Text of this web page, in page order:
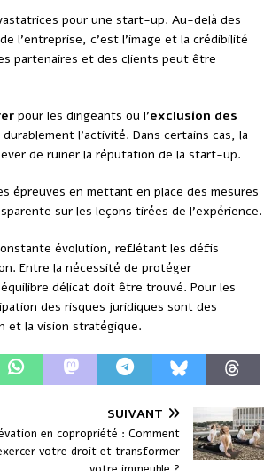
pour une start-up. Au-delà des
l’entreprise, c’est l’image et la crédibilité
partenaires et des clients peut être
pour les dirigeants ou l’exclusion des
l’activité. Dans certains cas, la
de ruiner la réputation de la start-up.
épreuves en mettant en place des mesures
sur les leçons tirées de l’expérience.
évolution, reflétant les défis
Entre la nécessité de protéger
délicat doit être trouvé. Pour les
des risques juridiques sont des
et la vision stratégique.
SUIVANT
en copropriété : Comment
votre droit et transformer